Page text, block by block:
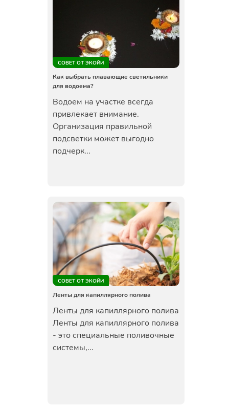
СОВЕТ ОТ ЭКОЙИ
Как выбрать плавающие светильники
для водоема?
Водоем на участке всегда
привлекает внимание.
Организация правильной
подсветки может выгодно
подчерк...
СОВЕТ ОТ ЭКОЙИ
Ленты для капиллярного полива
Ленты для капиллярного полива
Ленты для капиллярного полива
- это специальные поливочные
системы,...